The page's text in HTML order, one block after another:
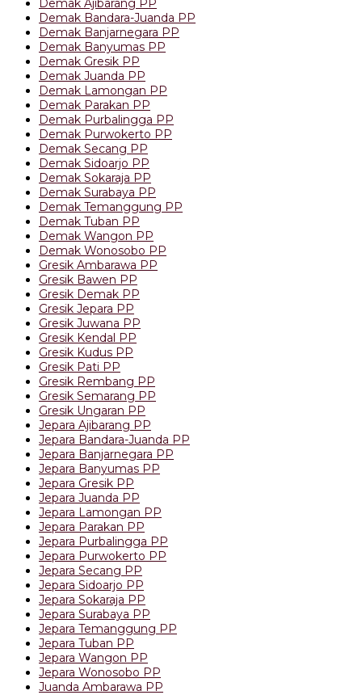
Demak Ajibarang PP
Demak Bandara-Juanda PP
Demak Banjarnegara PP
Demak Banyumas PP
Demak Gresik PP
Demak Juanda PP
Demak Lamongan PP
Demak Parakan PP
Demak Purbalingga PP
Demak Purwokerto PP
Demak Secang PP
Demak Sidoarjo PP
Demak Sokaraja PP
Demak Surabaya PP
Demak Temanggung PP
Demak Tuban PP
Demak Wangon PP
Demak Wonosobo PP
Gresik Ambarawa PP
Gresik Bawen PP
Gresik Demak PP
Gresik Jepara PP
Gresik Juwana PP
Gresik Kendal PP
Gresik Kudus PP
Gresik Pati PP
Gresik Rembang PP
Gresik Semarang PP
Gresik Ungaran PP
Jepara Ajibarang PP
Jepara Bandara-Juanda PP
Jepara Banjarnegara PP
Jepara Banyumas PP
Jepara Gresik PP
Jepara Juanda PP
Jepara Lamongan PP
Jepara Parakan PP
Jepara Purbalingga PP
Jepara Purwokerto PP
Jepara Secang PP
Jepara Sidoarjo PP
Jepara Sokaraja PP
Jepara Surabaya PP
Jepara Temanggung PP
Jepara Tuban PP
Jepara Wangon PP
Jepara Wonosobo PP
Juanda Ambarawa PP